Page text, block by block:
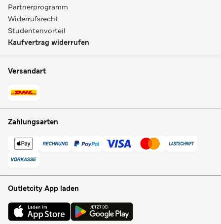
Partnerprogramm
Widerrufsrecht
Studentenvorteil
Kaufvertrag widerrufen
Versandart
Zahlungsarten
Outletcity App laden